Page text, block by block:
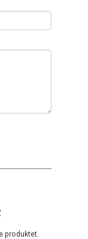
produktet.